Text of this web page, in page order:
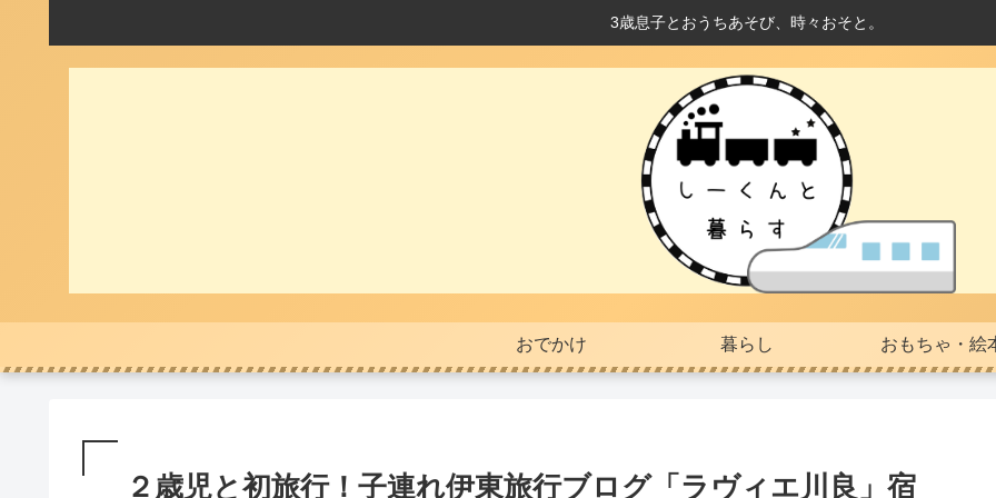
3歳息子とおうちあそび、時々おそと。
おでかけ 暮らし おもちゃ・絵
２歳児と初旅行！子連れ伊東旅行ブログ「ラヴィエ川良」宿